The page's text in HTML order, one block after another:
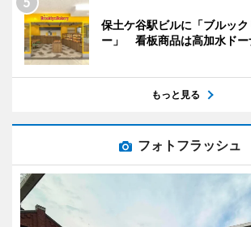
保土ケ谷駅ビルに「ブルック
ー」 看板商品は高加水ドー
もっと見る
フォトフラッシュ